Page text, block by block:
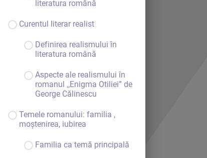
literatura română
Curentul literar realist
Definirea realismului în
literatura română
Aspecte ale realismului în
romanul ,,Enigma Otiliei” de
George Călinescu
Temele romanului: familia ,
moștenirea, iubirea
Familia ca temă principală